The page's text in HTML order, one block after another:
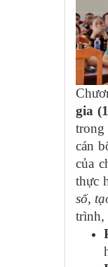
gia
trong
cán
của
thực
số,
trình,